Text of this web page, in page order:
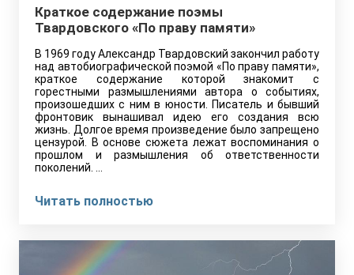
Краткое содержание поэмы
Твардовского «По праву памяти»
В 1969 году Александр Твардовский закончил работу
над автобиографической поэмой «По праву памяти»,
краткое содержание которой знакомит с
горестными размышлениями автора о событиях,
произошедших с ним в юности. Писатель и бывший
фронтовик вынашивал идею его создания всю
жизнь. Долгое время произведение было запрещено
цензурой. В основе сюжета лежат воспоминания о
прошлом и размышления об ответственности
поколений. …
Читать полностью